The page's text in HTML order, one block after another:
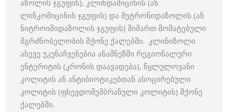
აზოლის ჯგუფის), კლინდამიცინის (ან
ლინკომიცინის ჯგუფის) და მეტრონიდაზოლის (ან
ნიტროიმიდაზოლის ჯგუფის) მიმართ მომატებული
მგრძნობელობის მქონე ქალებში. კლინიზოლი
ასევე უკუნაჩვენებია ანამნეზში რეგიონალური
ენტერიტის (კრონის დაავადება), წყლულოვანი
კოლიტის ან ანტიბიოტიკებთან ასოცირებული
კოლიტის (ფსევდომემბრანული კოლიტის) მქონე
ქალებში.